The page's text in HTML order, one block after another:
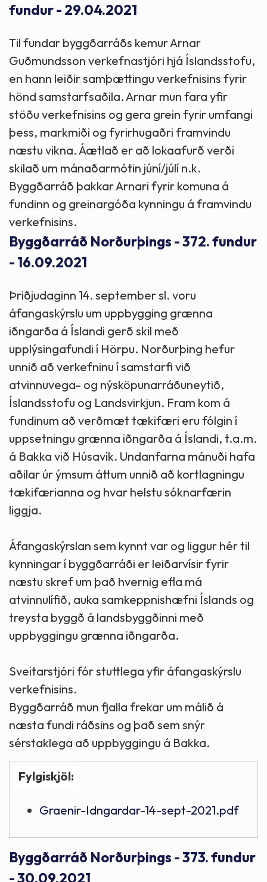
fundur - 29.04.2021
Til fundar byggðarráðs kemur Arnar
Guðmundsson verkefnastjóri hjá Íslandsstofu,
en hann leiðir samþættingu verkefnisins fyrir
hönd samstarfsaðila. Arnar mun fara yfir
stöðu verkefnisins og gera grein fyrir umfangi
þess, markmiði og fyrirhugaðri framvindu
næstu vikna. Áætlað er að lokaafurð verði
skilað um mánaðarmótin júní/júlí n.k.
Byggðarráð þakkar Arnari fyrir komuna á
fundinn og greinargóða kynningu á framvindu
verkefnisins.
Byggðarráð Norðurþings - 372. fundur
- 16.09.2021
Þriðjudaginn 14. september sl. voru
áfangaskýrslu um uppbygging grænna
iðngarða á Íslandi gerð skil með
upplýsingafundi í Hörpu. Norðurþing hefur
unnið að verkefninu í samstarfi við
atvinnuvega- og nýsköpunarráðuneytið,
Íslandsstofu og Landsvirkjun. Fram kom á
fundinum að verðmæt tækifæri eru fólgin í
uppsetningu grænna iðngarða á Íslandi, t.a.m.
á Bakka við Húsavík. Undanfarna mánuði hafa
aðilar úr ýmsum áttum unnið að kortlagningu
tækifærianna og hvar helstu sóknarfærin
liggja.
Áfangaskýrslan sem kynnt var og liggur hér til
kynningar í byggðarráði er leiðarvísir fyrir
næstu skref um það hvernig efla má
atvinnulífið, auka samkeppnishæfni Íslands og
treysta byggð á landsbyggðinni með
uppbyggingu grænna iðngarða.
Sveitarstjóri fór stuttlega yfir áfangaskýrslu
verkefnisins.
Byggðarráð mun fjalla frekar um málið á
næsta fundi ráðsins og það sem snýr
sérstaklega að uppbyggingu á Bakka.
Fylgiskjöl:
Graenir-Idngardar-14-sept-2021.pdf
Byggðarráð Norðurþings - 373. fundur
- 30.09.2021